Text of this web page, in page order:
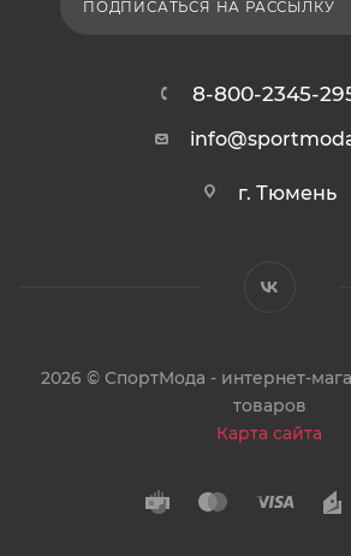
ПОДПИСАТЬСЯ НА РАССЫЛКУ
8-800-2345-
г. Тюмень
2026 © СпортМода - интернет-
товаров
Карта сайта